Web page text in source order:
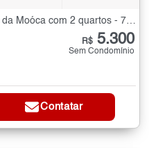
Apartamento para Alugar no Alto da Moóca com 2 quartos - 73 m²
R$ 5.300
Sem Condomínio
Contatar